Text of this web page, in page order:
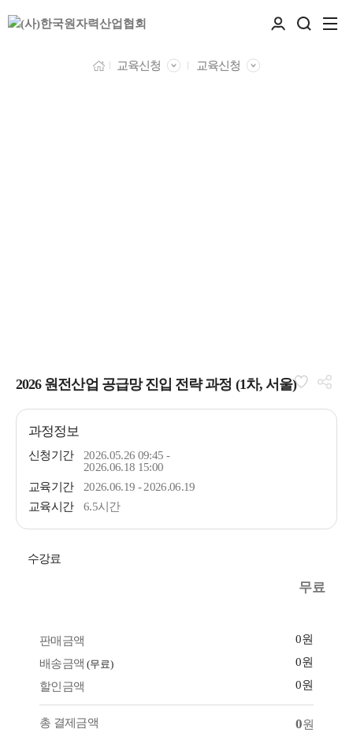
교육신청 교육신청
2026 원전산업 공급망 진입 전략 과정 (1차, 서울)
과정정보
신청기간
2026.05.26 09:45 -
2026.06.18 15:00
교육기간
2026.06.19 - 2026.06.19
교육시간
6.5시간
수강료
무료
판매금액
0원
배송금액 (무료)
0원
할인금액
0원
총 결제금액 0원